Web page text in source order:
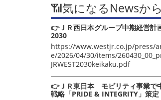
📶気になるNewsから
👉ＪＲ西日本グループ中期経営計
2030
https://www.westjr.co.jp/press/
e/2026/04/30/items/
JRWEST2030keikaku.pdf
👉ＪＲ東日本 モビリティ事業で
戦略「PRIDE & INTEGRITY」策定